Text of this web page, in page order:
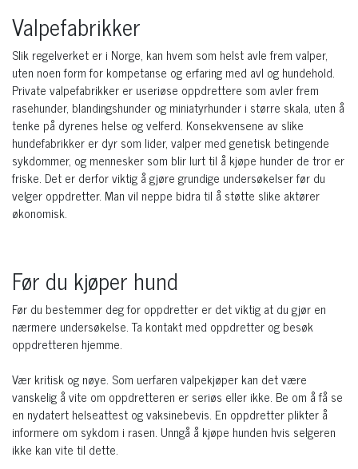
Valpefabrikker
Slik regelverket er i Norge, kan hvem som helst avle frem valper,
uten noen form for kompetanse og erfaring med avl og hundehold.
Private valpefabrikker er useriøse oppdrettere som avler frem
rasehunder, blandingshunder og miniatyrhunder i større skala, uten å
tenke på dyrenes helse og velferd. Konsekvensene av slike
hundefabrikker er dyr som lider, valper med genetisk betingende
sykdommer, og mennesker som blir lurt til å kjøpe hunder de tror er
friske. Det er derfor viktig å gjøre grundige undersøkelser før du
velger oppdretter. Man vil neppe bidra til å støtte slike aktører
økonomisk.
Før du kjøper hund
Før du bestemmer deg for oppdretter er det viktig at du gjør en
nærmere undersøkelse. Ta kontakt med oppdretter og besøk
oppdretteren hjemme.
Vær kritisk og nøye. Som uerfaren valpekjøper kan det være
vanskelig å vite om oppdretteren er seriøs eller ikke. Be om å få se
en nydatert helseattest og vaksinebevis. En oppdretter plikter å
informere om sykdom i rasen. Unngå å kjøpe hunden hvis selgeren
ikke kan vite til dette.